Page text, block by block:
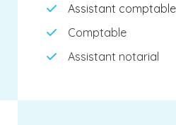
Assistant comptable
Comptable
Assistant notarial